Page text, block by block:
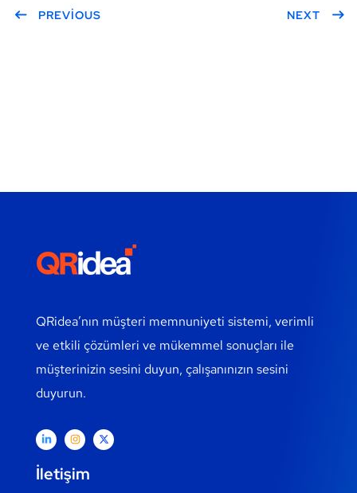
PREVIOUS NEXT
QRidea’nın müşteri memnuniyeti sistemi, verimli
ve etkili çözümleri ve mükemmel sonuçları ile
müşterinizin sesini duyun, çalışanınızın sesini
duyurun.
İletişim